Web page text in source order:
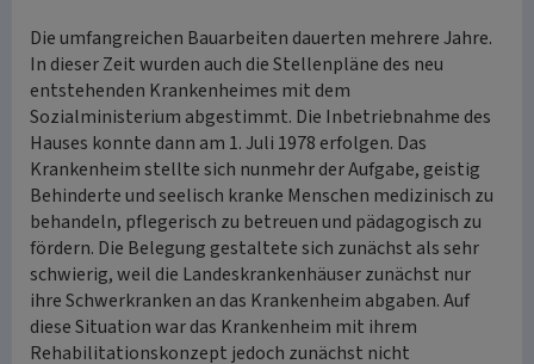
Die umfangreichen Bauarbeiten dauerten mehrere Jahre.
In dieser Zeit wurden auch die Stellenpläne des neu
entstehenden Krankenheimes mit dem
Sozialministerium abgestimmt. Die Inbetriebnahme des
Hauses konnte dann am 1. Juli 1978 erfolgen. Das
Krankenheim stellte sich nunmehr der Aufgabe, geistig
Behinderte und seelisch kranke Menschen medizinisch zu
behandeln, pflegerisch zu betreuen und pädagogisch zu
fördern. Die Belegung gestaltete sich zunächst als sehr
schwierig, weil die Landeskrankenhäuser zunächst nur
ihre Schwerkranken an das Krankenheim abgaben. Auf
diese Situation war das Krankenheim mit ihrem
Rehabilitationskonzept jedoch zunächst nicht